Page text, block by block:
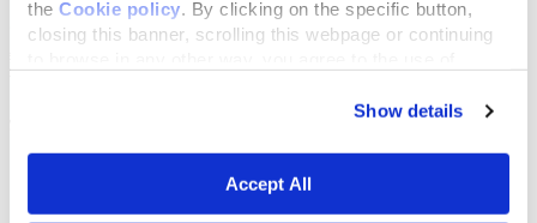
the Cookie policy. By clicking on the specific button,
closing this banner, scrolling this webpage or continuing
Show details
Accept All